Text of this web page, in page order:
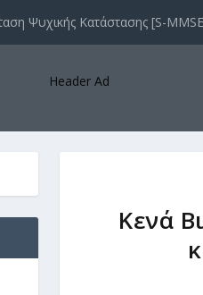
Ψυχικής Κατάστασης [S-
Header Ad
Κενά